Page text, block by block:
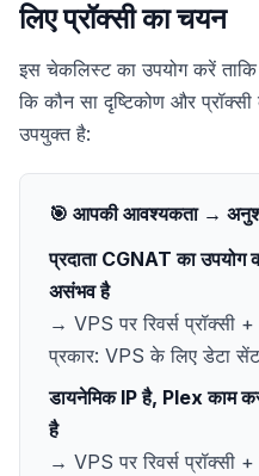
लिए प्रॉक्सी का चयन
इस चेकलिस्ट का उपयोग करें
कि कौन सा दृष्टिकोण और
उपयुक्त है:
🎯 आपकी आवश्यकता →
प्रदाता CGNAT का उपयोग
असंभव है
→ VPS पर रिवर्स प्रॉक्सी
प्रकार: VPS के लिए डेटा
डायनेमिक IP है, Plex काम
है
→ VPS पर रिवर्स प्रॉक्सी